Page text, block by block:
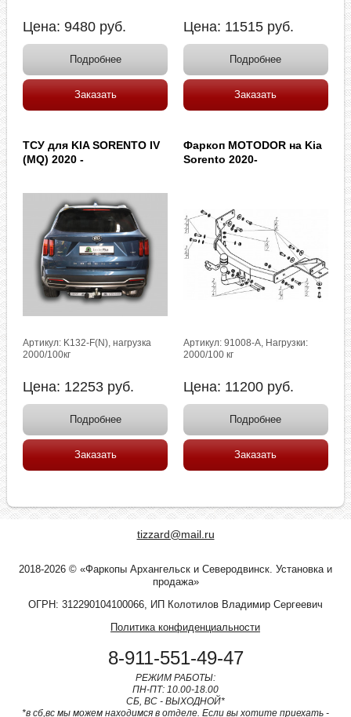
Цена:9480 руб.
Подробнее
Заказать
Цена: 11515 руб.
Подробнее
Заказать
ТСУ для KIA SORENTO IV
(MQ) 2020 -
Артикул: K132-F(N), нагрузка
2000/100кг
Цена: 12253 руб.
Подробнее
Заказать
Фаркоп MOTODOR на Kia
Sorento 2020-
Артикул: 91008-A, Нагрузки:
2000/100 кг
Цена: 11200 руб.
Подробнее
Заказать
tizzard@mail.ru
2018-2026 © «Фаркопы Архангельск и Северодвинск. Установка и
продажа»
ОГРН: 312290104100066, ИП Колотилов Владимир Сергеевич
Политика конфиденциальности
8-911-551-49-47
РЕЖИМ РАБОТЫ:
ПН-ПТ: 10.00-18.00
СБ, ВС - ВЫХОДНОЙ*
*в сб,вс мы можем находимся в отделе. Если вы хотите приехать -